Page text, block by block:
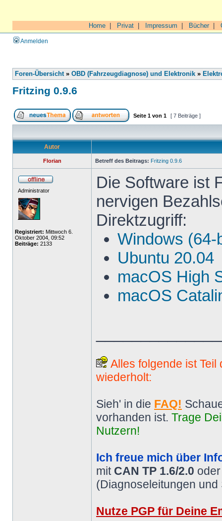
Home Privat Impressum Bücher|
Anmelden
Foren-Übersicht» OBD (Fahrzeugdiagnose) und Elektronik »
Fritzing 0.9.6
Seite 1 von 1 [ 7 Beiträge ]
Autor
Florian Betreff des Beitrags: Fritzing 0.9.6
Administrator
Registriert: Mittwoch 6.
Oktober 2004, 09:52
Beiträge: 2133
Die Software ist
nervigen
Direktzugriff:
Windows (64-
Ubuntu 20.04
macOS High
macOS
Alles folgende ist
wiederholt:
Sieh' in die FAQ!
vorhanden ist. Trage
Nutzern!
Ich freue mich über
mit CAN TP 1.6/2.0
(Diagnoseleitungen
Nutze PGP für Deine